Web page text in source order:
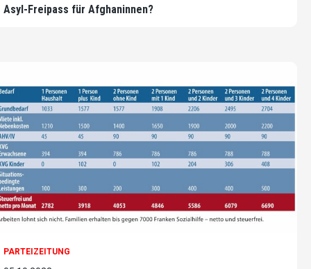
Asyl-Freipass für Afghaninnen?
PARTEIZEITUNG